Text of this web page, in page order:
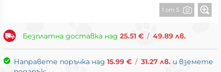
1 от 5
Безплатна доставка над 25.51 € / 49.89 лв.
Направете поръчка над 15.99 € / 31.27 лв. и вземете